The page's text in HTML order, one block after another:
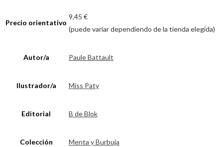
Precio orientativo
9,45 €
(puede variar dependiendo de la tienda elegida)
Autor/a Paule Battault
Ilustrador/a Miss Paty
Editorial B de Blok
Colección Menta y Burbuja